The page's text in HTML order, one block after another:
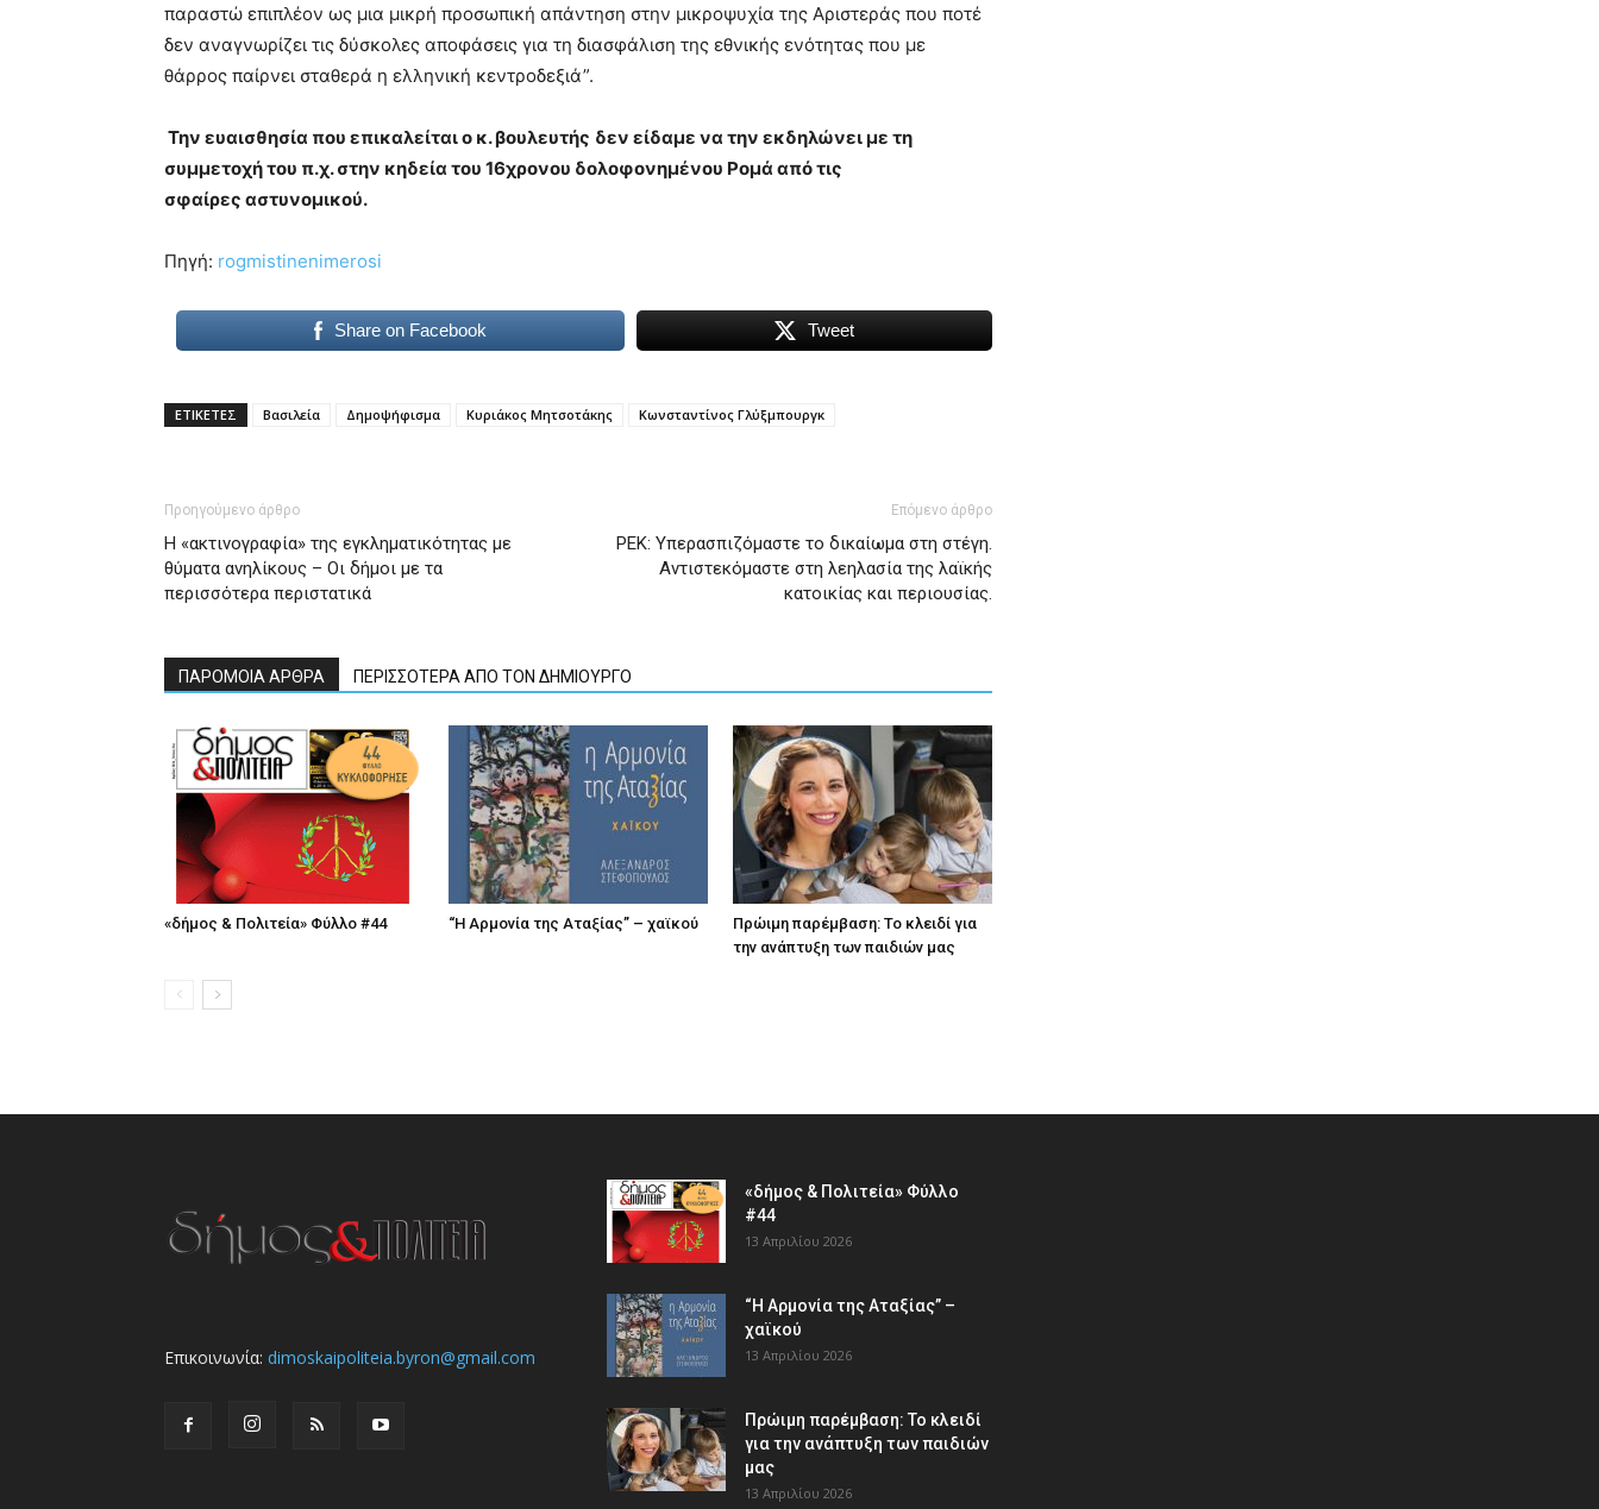
παραστώ επιπλέον ως μια μικρή προσωπική απάντηση στην μικροψυχία της Αριστεράς που ποτέ
δεν αναγνωρίζει τις δύσκολες αποφάσεις για τη διασφάλιση της εθνικής ενότητας που με
θάρρος παίρνει σταθερά η ελληνική κεντροδεξιά”.
Την ευαισθησία που επικαλείται ο κ. βουλευτής δεν είδαμε να την εκδηλώνει με τη
συμμετοχή του π.χ. στην κηδεία του 16χρονου δολοφονημένου Ρομά από τις
σφαίρες αστυνομικού.
Πηγή: rogmistinenimerosi
Share on Facebook Tweet
ΕΤΙΚΕΤΕΣ Βασιλεία Δημοψήφισμα Κυριάκος Μητσοτάκης Κωνσταντίνος Γλύξμπουργκ
Προηγούμενο άρθρο
Η «ακτινογραφία» της εγκληματικότητας με
θύματα ανηλίκους – Οι δήμοι με τα
περισσότερα περιστατικά
Επόμενο άρθρο
ΡΕΚ: Υπερασπιζόμαστε το δικαίωμα στη στέγη.
Αντιστεκόμαστε στη λεηλασία της λαϊκής
κατοικίας και περιουσίας.
ΠΑΡΟΜΟΙΑ ΑΡΘΡΑ ΠΕΡΙΣΣΟΤΕΡΑ ΑΠΟ ΤΟΝ ΔΗΜΙΟΥΡΓΟ
«δήμος & Πολιτεία» Φύλλο #44 “Η Αρμονία της Αταξίας” – χαϊκού
Πρώιμη παρέμβαση: Το κλειδί για
την ανάπτυξη των παιδιών µας
Επικοινωνία: dimoskaipoliteia.byron@gmail.com
«δήμος & Πολιτεία» Φύλλο
#44
13 Απριλίου 2026
“Η Αρμονία της Αταξίας” –
χαϊκού
13 Απριλίου 2026
Πρώιμη παρέμβαση: Το κλειδί
για την ανάπτυξη των παιδιών
µας
13 Απριλίου 2026